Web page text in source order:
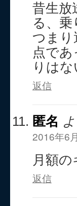
昔生放
る、
つまり
点で
りは
返信
匿名
2016年6
月額
返信